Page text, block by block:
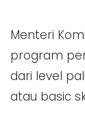
Menteri
program
dari level
atau basic